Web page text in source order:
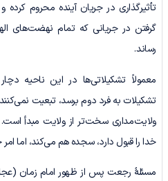
تأثیرگذاری در جریان آینده محروم کرده
گرفتن در جریانی که تمام نهضت‌های
رساند.
معمولاً تشکیلاتی‌ها در این ناحیه
تشکیلات به فرد دوم برسد، تبعیت
ولایت‌مداری سخت‌تر از ولایت مبدأ
خدا را قبول دارد، سجده هم می‌کند، اما
مسئلۀ رجعت پس از ظهور امام زمان